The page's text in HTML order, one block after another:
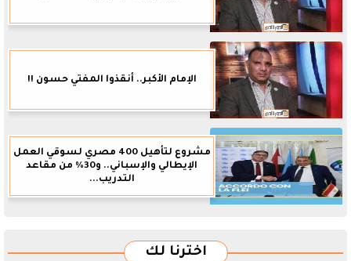
الإمام الأكبر.. أنقذوا المفتي حسون !!
مشروع لتأهيل 400 مصري لسوقي العمل
الإيطالي والإسباني.. و30% من مقاعد
التدريب...
اخترنا لك